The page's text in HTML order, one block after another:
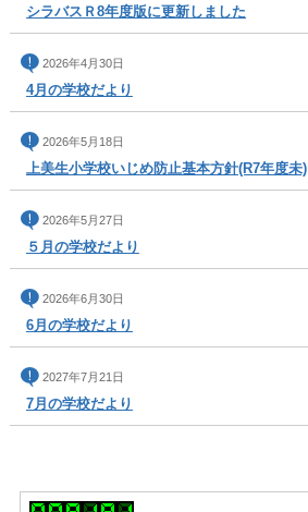
シラバスＲ8年度版に更新しました
2026年4月30日
4月の学校だより
2026年5月18日
上美生小学校いじめ防止基本方針(R7年度未)
2026年5月27日
５月の学校だより
2026年6月30日
6月の学校だより
2027年7月21日
7月の学校だより